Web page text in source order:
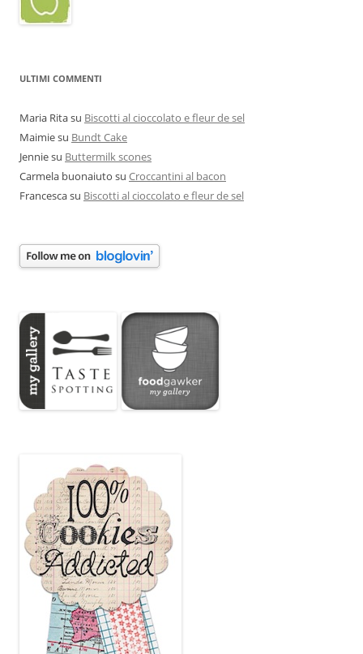
ULTIMI COMMENTI
Maria Ritasu Biscotti al cioccolato e fleur de sel
Maimiesu Bundt Cake
Jenniesu Buttermilk scones
Carmela buonaiuto su Croccantini al bacon
Francescasu Biscotti al cioccolato e fleur de sel